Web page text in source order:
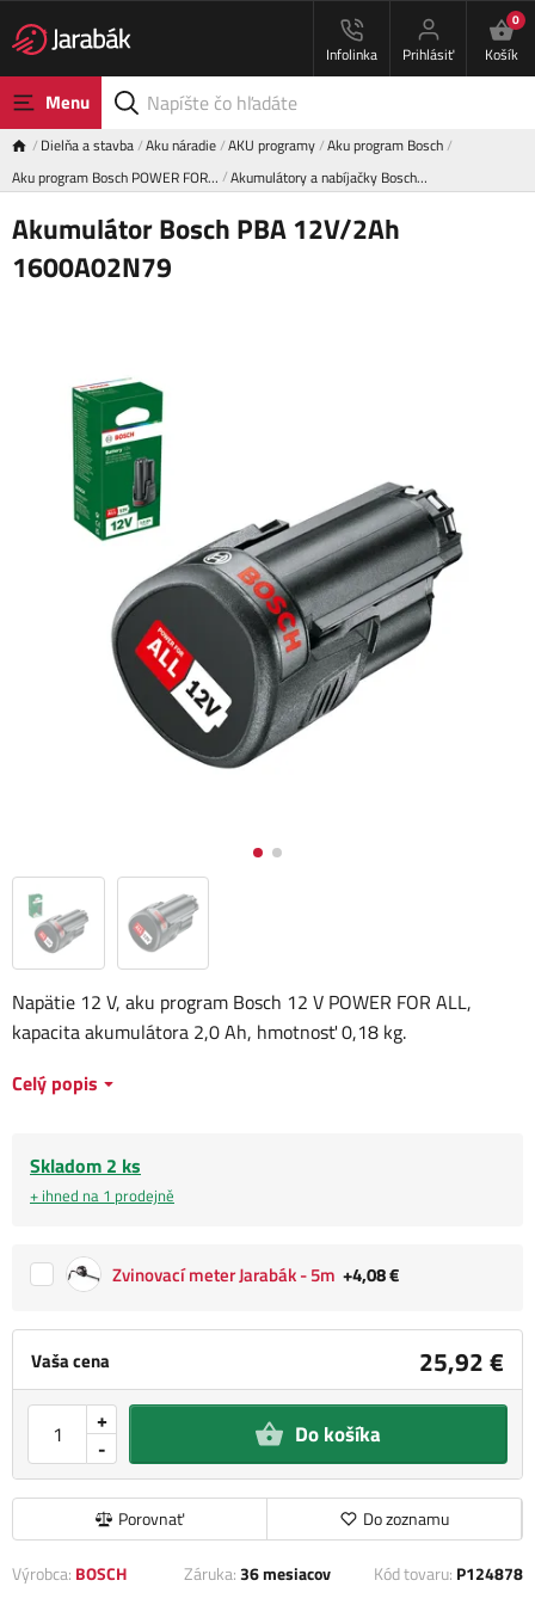
Infolinka Prihlásiť
0
Košík
Menu
Dielňa a stavba Aku náradie AKU programy Aku program Bosch
Aku program Bosch POWER FOR… Akumulátory a nabíjačky Bosch…
Akumulátor Bosch PBA 12V/2Ah
1600A02N79
Vaša cena 25,92 €
-
+ Do košíka
Porovnať Do zoznamu
Napätie 12 V, aku program Bosch 12 V POWER FOR ALL,
kapacita akumulátora 2,0 Ah, hmotnosť 0,18 kg.
Celý popis
Skladom 2 ks
+ ihned na 1 prodejně
Zvinovací meter Jarabák - 5m +4,08 €
Výrobca: BOSCH Záruka:36 mesiacov Kód tovaru: P124878